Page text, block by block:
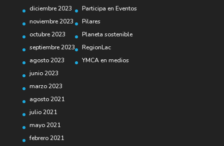
diciembre 2023
noviembre 2023
octubre 2023
septiembre 2023
agosto 2023
junio 2023
marzo 2023
agosto 2021
julio 2021
mayo 2021
febrero 2021
Participa en Eventos
Pilares
Planeta sostenible
RegionLac
YMCA en medios